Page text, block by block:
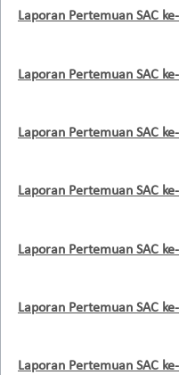
Laporan Pertemuan SAC
Laporan Pertemuan SAC
Laporan Pertemuan SAC
Laporan Pertemuan SAC
Laporan Pertemuan SAC
Laporan Pertemuan SAC
Laporan Pertemuan SAC